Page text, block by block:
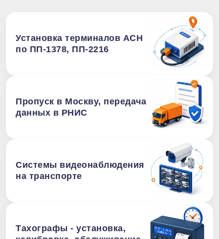
Установка терминалов АСН
по ПП-1378, ПП-2216
Пропуск в Москву, передача
данных в РНИС
Системы видеонаблюдения
на транспорте
Тахографы - установка,